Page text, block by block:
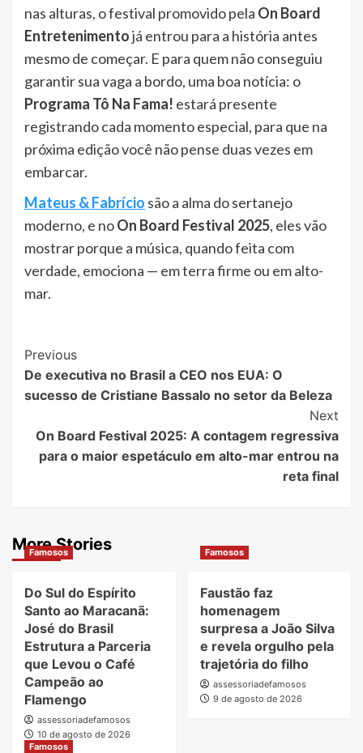
nas alturas, o festival promovido pela On Board
Entretenimentojá entrou para a história antes
mesmo de começar. E para quem não conseguiu
garantir sua vaga a bordo, uma boa notícia: o
Programa Tô Na Fama! estará presente
registrando cada momento especial, para que na
próxima edição você não pense duas vezes em
embarcar.
Mateus & Fabrício são a alma do sertanejo
moderno, e noOn Board Festival 2025, eles vão
mostrar porque a música, quando feita com
verdade, emociona — em terra firme ou em alto-
mar.
Post
Navigation
Previous
De executiva no Brasil a CEO nos EUA: O
sucesso de Cristiane Bassalo no setor da Beleza
Next
On Board Festival 2025: A contagem regressiva
para o maior espetáculo em alto-mar entrou na
reta final
More Stories
Famosos
Do Sul do Espírito
Santo ao Maracanã:
José do Brasil
Estrutura a Parceria
que Levou o Café
Campeão ao
Flamengo
assessoriadefamosos
10 de agosto de 2026
Famosos
Faustão faz
homenagem
surpresa a João Silva
e revela orgulho pela
trajetória do filho
assessoriadefamosos
9 de agosto de 2026
Famosos